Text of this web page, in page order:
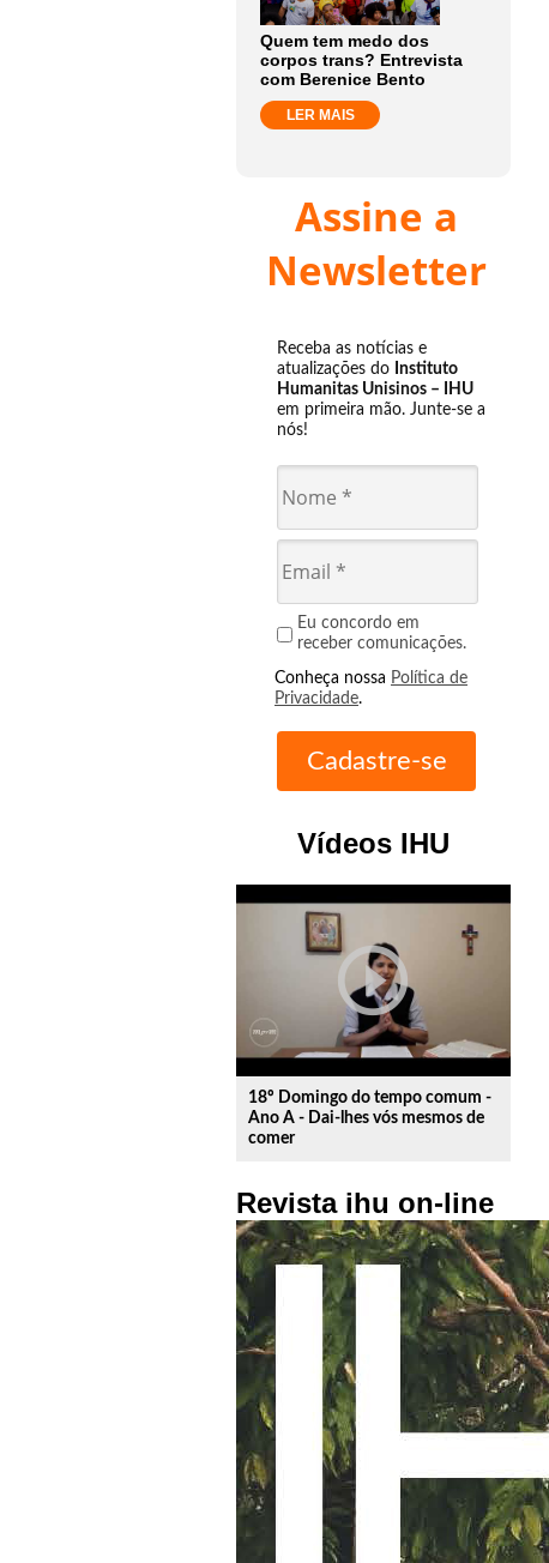
Quem tem medo dos
corpos trans? Entrevista
com Berenice Bento
LER MAIS
Assine a
Newsletter
Receba as notícias e
atualizações do Instituto
Humanitas Unisinos – IHU
em primeira mão. Junte-se a
nós!
Eu concordo em
receber comunicações.
Conheça nossa Política de
Privacidade.
Vídeos IHU
play_circle_outline
18º Domingo do tempo comum -
Ano A - Dai-lhes vós mesmos de
comer
Revista ihu on-line